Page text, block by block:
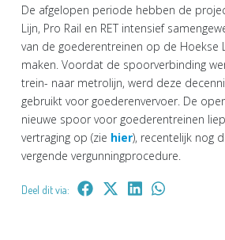
De afgelopen periode hebben de
Lijn, Pro Rail en RET intensief
van de goederentreinen op de Hoekse
maken. Voordat de spoorverbinding
trein- naar metrolijn, werd deze
gebruikt voor goederenvervoer. De
nieuwe spoor voor goederentreinen
vertraging op (zie hier), recentelijk nog
vergende vergunningprocedure.
Deel dit via: